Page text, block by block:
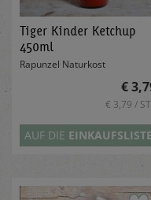
Tiger Kinder Ketchup
450ml
Rapunzel Naturkost
€
€ 3,79 /
AUF DIE EINKAUFSLISTE